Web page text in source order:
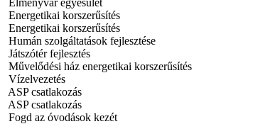
Energetikai korszerűsítés
Energetikai korszerűsítés
Humán szolgáltatások fejlesztése
Játszótér fejlesztés
Művelődési ház energetikai korszerűsítés
Vízelvezetés
ASP csatlakozás
ASP csatlakozás
Fogd az óvodások kezét